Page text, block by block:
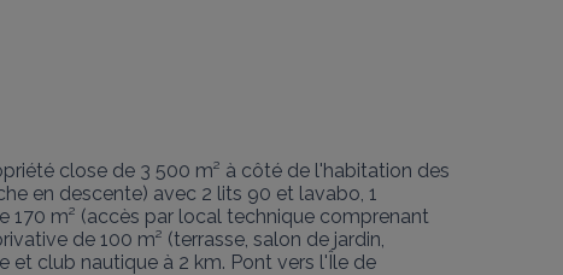
close de 3 500 m² à côté de l'habitation des
en descente) avec 2 lits 90 et lavabo, 1
170 m² (accès par local technique comprenant
de 100 m² (terrasse, salon de jardin,
club nautique à 2 km. Pont vers l'Île de